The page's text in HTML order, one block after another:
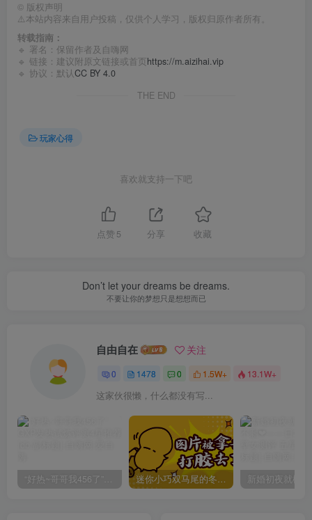
© 版权声明
⚠️本站内容来自用户投稿，仅供个人学习，版权归原作者所有。
转载指南：
🔹 署名：保留作者及 自嗨网
🔹 链接：建议附原文链接或首页https://m.aizihai.vip
🔹 协议：默认CC BY 4.0
THE END
玩家心得
喜欢就支持一下吧
点赞 5 分享 收藏
Don’t let your dreams be dreams.
不要让你的梦想只是想想而已
自由自在 关注
0 1478 0 1.5W+ 13.1W+
这家伙很懒，什么都没有写...
迷你小巧双马尾的冬爱琴音写真分享，虎牙妹妹YYDS!